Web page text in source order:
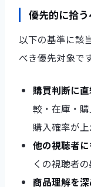
優先的に拾
以下の基準に該
べき優先対象です
購買判断に直
較・在庫・
購入確率が
他の視聴者に
くの視聴者
商品理解を深